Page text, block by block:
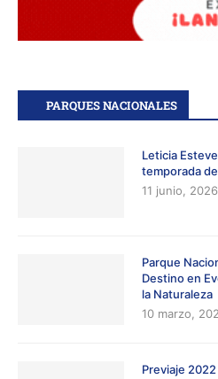
PARQUES NACIONALES
Leticia
temporada
11 junio, 2026
Parque
Destino en
la Naturaleza
10 marzo,
Previaje